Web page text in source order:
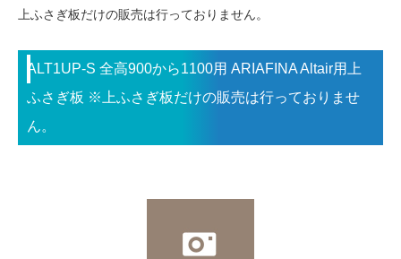
上ふさぎ板だけの販売は行っておりません。
ALT1UP-S 全高900から1100用 ARIAFINA Altair用上
ふさぎ板 ※上ふさぎ板だけの販売は行っておりませ
ん。